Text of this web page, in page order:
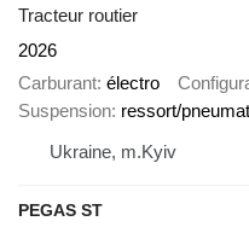
Tracteur routier
2026
Carburant électro
Suspension ressort/
Ukraine, m.Kyiv
PEGAS ST